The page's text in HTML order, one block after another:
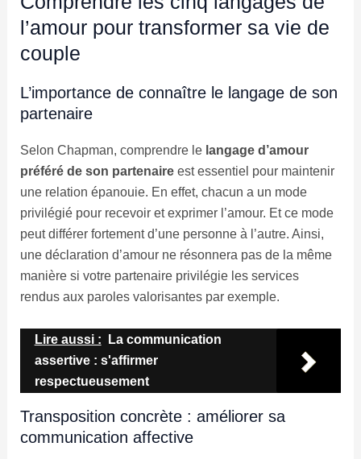
l’amour pour transformer sa vie de
couple
L’importance de connaître le langage de son
partenaire
Selon Chapman, comprendre le langage d’amour
préféré de son partenaireest essentiel pour maintenir
une relation épanouie. En effet, chacun a un mode
privilégié pour recevoir et exprimer l’amour. Et ce mode
peut différer fortement d’une personne à l’autre. Ainsi,
une déclaration d’amour ne résonnera pas de la même
manière si votre partenaire privilégie les services
rendus aux paroles valorisantes par exemple.
Lire aussi :
La communication
assertive : s'affirmer
respectueusement
Transposition concrète : améliorer sa
communication affective